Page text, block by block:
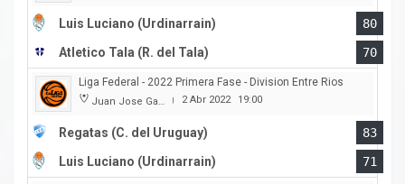
Luis Luciano (Urdinarrain)
80
Atletico Tala (R. del Tala)
70
Liga Federal - 2022 Primera Fase - Division Entre Rios
Juan Jose Garro | 2 Abr 2022 19:00
Regatas (C. del Uruguay)
83
Luis Luciano (Urdinarrain)
71